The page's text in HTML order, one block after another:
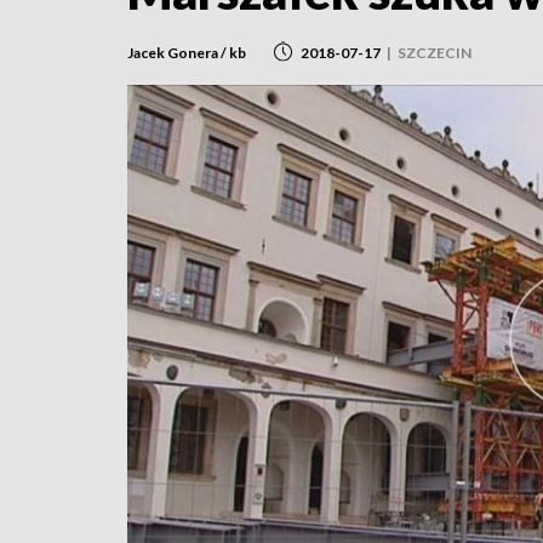
Jacek Gonera / kb 2018-07-17 | SZCZECIN